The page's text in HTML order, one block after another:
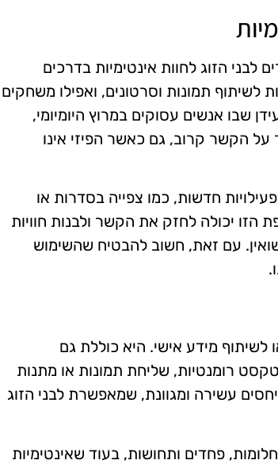
הזוג לחוות אינטימיות בדרכים
לשיתוף תמונות וסרטונים, ואפילו משחקים
שבו אנשים עסוקים במרוץ היומיומי,
על הקשר קרוב, גם כאשר הפיזי אינו
חדשות, כמו צפייה בסדרות או
הזו יכולה לחזק את הקשר ולבנות חוויות
עם זאת, חשוב להבטיח שהשימוש
לשיתוף מידע אישי. היא כוללת גם
רומנטיות, שליחת תמונות או מתנות
עשירה ומגוונת, שמאפשרת לבני הזוג
פחדים ותחושות, בעוד שאינטימיות